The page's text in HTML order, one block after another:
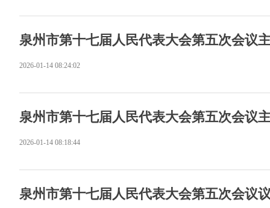
泉州市第十七届人民代表大会第五次会议
2026-01-14 08:24:02
泉州市第十七届人民代表大会第五次会议
2026-01-14 08:18:44
泉州市第十七届人民代表大会第五次会议